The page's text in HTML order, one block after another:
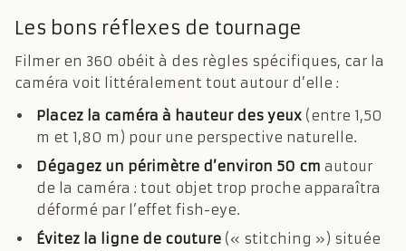
Les bons réflexes de tournage
Filmer en 360 obéit à des règles spécifiques, car la
caméra voit littéralement tout autour d’elle :
Placez la caméra à hauteur des yeux (entre 1,50
m et 1,80 m) pour une perspective naturelle.
Dégagez un périmètre d’environ 50 cm autour
de la caméra : tout objet trop proche apparaîtra
déformé par l’effet fish-eye.
Évitez la ligne de couture (« stitching ») située